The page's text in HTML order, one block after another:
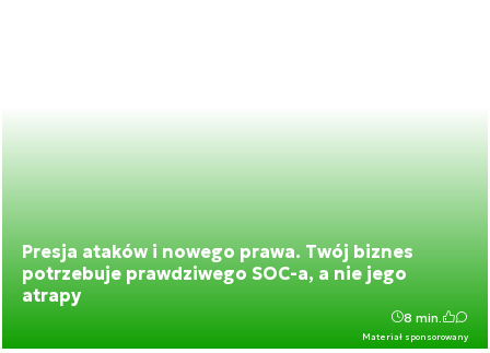
Presja ataków i nowego prawa. Twój biznes
potrzebuje prawdziwego SOC-a, a nie jego
atrapy
Materiał sponsorowany
8 min.